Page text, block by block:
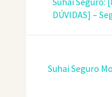
DÚVIDAS] –
Suhai Seguro